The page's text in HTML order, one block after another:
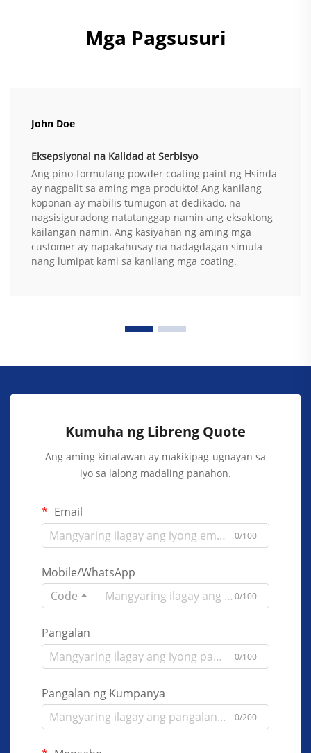
Mga Pagsusuri
John Doe
Eksepsiyonal na Kalidad at Serbisyo
Ang pino-formulang powder coating paint ng Hsinda
ay nagpalit sa aming mga produkto! Ang kanilang
koponan ay mabilis tumugon at dedikado, na
nagsisiguradong natatanggap namin ang eksaktong
kailangan namin. Ang kasiyahan ng aming mga
customer ay napakahusay na nadagdagan simula
nang lumipat kami sa kanilang mga coating.
Kumuha ng Libreng Quote
Ang aming kinatawan ay makikipag-ugnayan sa
iyo sa lalong madaling panahon.
Email
0/100
Mobile/WhatsApp
Code
0/100
Pangalan
0/100
Pangalan ng Kumpanya
0/200